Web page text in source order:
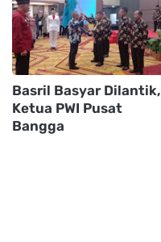
Basril Basyar Dilantik,
Ketua PWI Pusat
Bangga